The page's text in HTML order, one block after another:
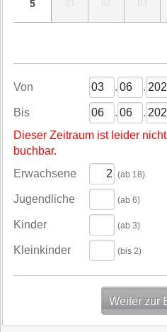
5 01 02 03
Von . .
Bis .
.
Dieser Zeitraum ist leider nicht
buchbar.
Erwachsene
(ab 18)
Jugendliche (ab 6)
Kinder (ab 3)
Kleinkinder (bis 2)